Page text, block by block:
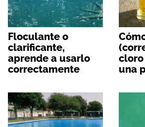
Floculante o
clarificante,
aprende a usarlo
correctamente
cloro
una